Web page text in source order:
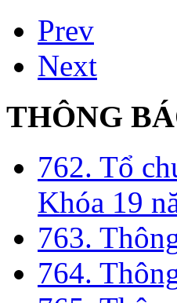
Prev
Next
THÔNG
762. Tổ
Khóa 19
763.
764.